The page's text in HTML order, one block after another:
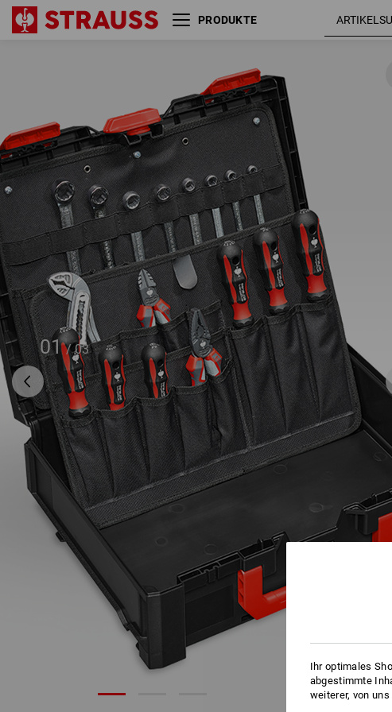
PRODUKTE
01 / 03
Werkzeugtafel 2er Set
Ihr optimales
abgestimmte
weiterer, von